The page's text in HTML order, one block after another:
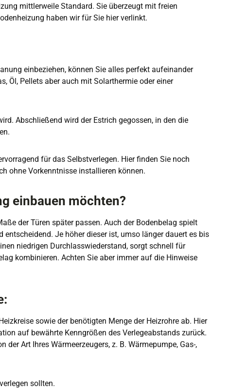
mittlerweile Standard. Sie überzeugt mit freien
haben wir für Sie hier verlinkt.
einbeziehen, können Sie alles perfekt aufeinander
Öl, Pellets aber auch mit Solarthermie oder einer
Abschließend wird der Estrich gegossen, in den die
für das Selbstverlegen. Hier finden Sie noch
ohne Vorkenntnisse installieren können.
einbauen möchten?
der Türen später passen. Auch der Bodenbelag spielt
Je höher dieser ist, umso länger dauert es bis
niedrigen Durchlasswiederstand, sorgt schnell für
kombinieren. Achten Sie aber immer auf die Hinweise
sowie der benötigten Menge der Heizrohre ab. Hier
auf bewährte Kenngrößen des Verlegeabstands zurück.
Art Ihres Wärmeerzeugers, z. B. Wärmepumpe, Gas-,
sollten.